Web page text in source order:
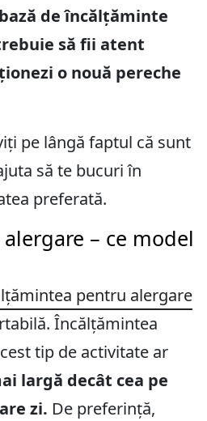
de încălțăminte
să fii atent
o nouă pereche
pe lângă faptul că sunt
să te bucuri în
preferată.
– ce model
pentru alergare
Încălțămintea
tip de activitate ar
largă decât cea pe
zi. De preferință,